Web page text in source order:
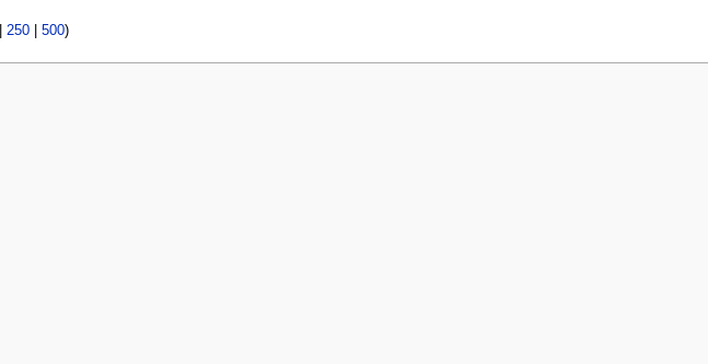
250| 500)